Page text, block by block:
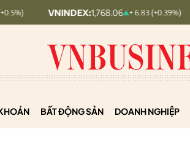
1,768.06 + 6.83 (+0.39%) HNX30:
BẤT ĐỘNG SẢN DOANH NGHIỆP